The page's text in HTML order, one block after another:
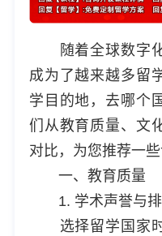
随着全球数字化
成为了越来越多留
学目的地，去哪个
们从教育质量、文
对比，为您推荐一
一、教育质量
1. 学术声誉与排
选择留学国家时